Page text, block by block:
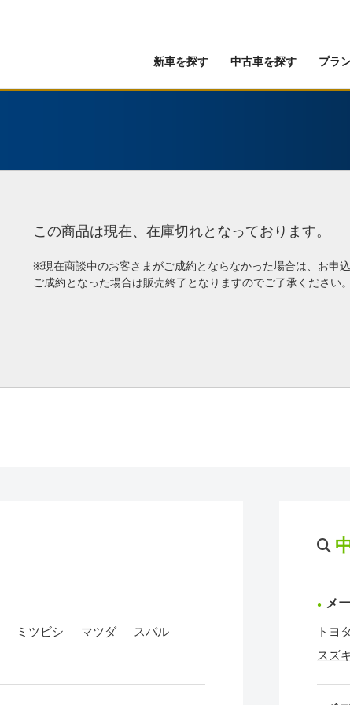
新車を探す 中古車を探す プラ
この商品は現在、在庫切れとなっております。
※現在商談中のお客さまがご成約とならなかった場合は、お申
ご成約となった場合は販売終了となりますのでご了承ください。
ミツビシ マツダ
スバル
メ
トヨタ
スズ